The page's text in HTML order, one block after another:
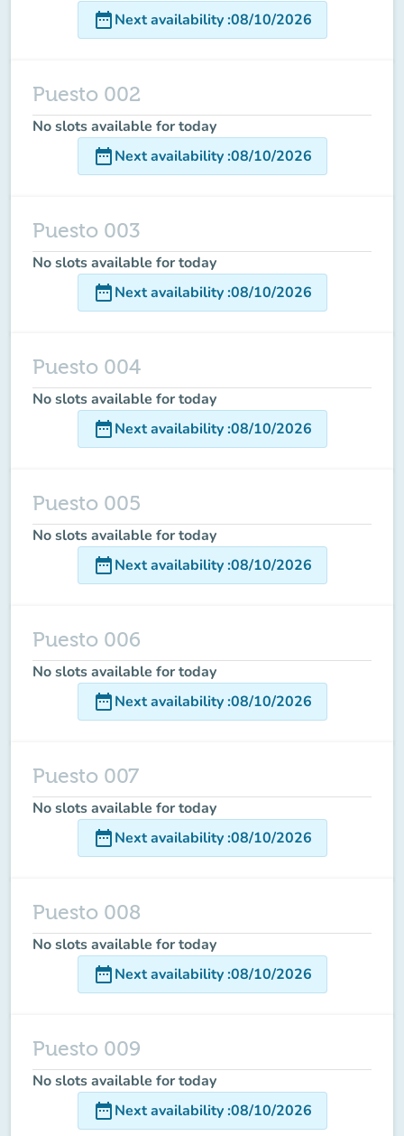
date_rangeNext availability:08/10/2026
Puesto 002
No slots available for today
date_rangeNext availability:08/10/2026
Puesto 003
No slots available for today
date_rangeNext availability:08/10/2026
Puesto 004
No slots available for today
date_rangeNext availability:08/10/2026
Puesto 005
No slots available for today
date_rangeNext availability:08/10/2026
Puesto 006
No slots available for today
date_rangeNext availability:08/10/2026
Puesto 007
No slots available for today
date_rangeNext availability:08/10/2026
Puesto 008
No slots available for today
date_rangeNext availability:08/10/2026
Puesto 009
No slots available for today
date_rangeNext availability:08/10/2026